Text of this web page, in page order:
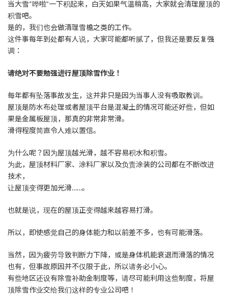
当大雪“哗啦”一下积起来，白天如果气温稍高，大家就会清理屋顶的
积雪吧。
是的，我们也会做清理雪檐之类的工作。
这件事每年到处都有人说，大家可能都听腻了，但我还是要反复强
调：
请绝对不要勉强进行屋顶除雪作业！
每年都有坠落事故发生，这并非只是因为当事人没有吸取教训。
屋顶是防水布处理或者屋顶平台是混凝土的情况可能还好些，但如
果是金属板屋顶，那真的非常非常滑。
滑得程度简直令人难以置信。
为什么呢？因为屋顶越光滑，越不容易积水和积雪。
为此，屋顶材料厂家、涂料厂家以及负责涂装的公司都在不断改进
技术，
让屋顶变得更加光滑……。
也就是说，现在的屋顶正变得越来越容易打滑。
所以，即使感觉自己的身体能力和以前差不多，也有可能滑落。
当然，因为疲劳导致判断力下降，或是身体机能衰退而滑落的情况
也有，但事故原因并不仅限于此，所以请务必小心。
有些地区还设有除雪补助金制度等，请尽可能利用这些制度，将屋
顶除雪作业交给我们这样的专业公司吧！